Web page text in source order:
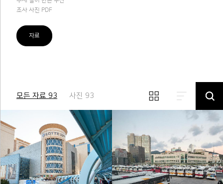
조사 사진 PDF
자료
모든 자료 93 사진 93